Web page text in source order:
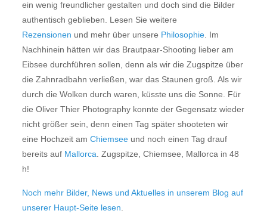
ein wenig freundlicher gestalten und doch sind die Bilder
authentisch geblieben. Lesen Sie weitere
Rezensionen und mehr über unsere Philosophie. Im
Nachhinein hätten wir das Brautpaar-Shooting lieber am
Eibsee durchführen sollen, denn als wir die Zugspitze über
die Zahnradbahn verließen, war das Staunen groß. Als wir
durch die Wolken durch waren, küsste uns die Sonne. Für
die Oliver Thier Photography konnte der Gegensatz wieder
nicht größer sein, denn einen Tag später shooteten wir
eine Hochzeit am Chiemseeund noch einen Tag drauf
bereits auf Mallorca . Zugspitze, Chiemsee, Mallorca in 48
h!
Noch mehr Bilder, News und Aktuelles in unserem Blog auf
unserer Haupt-Seite lesen